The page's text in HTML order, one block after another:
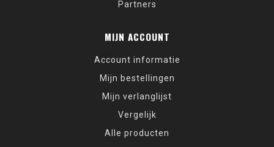
Partners
MIJN ACCOUNT
Account informatie
Mijn bestellingen
Mijn verlanglijst
Vergelijk
Alle producten